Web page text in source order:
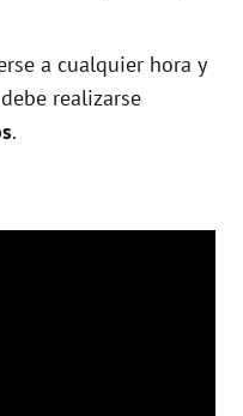
a cualquier hora y
realizarse
.